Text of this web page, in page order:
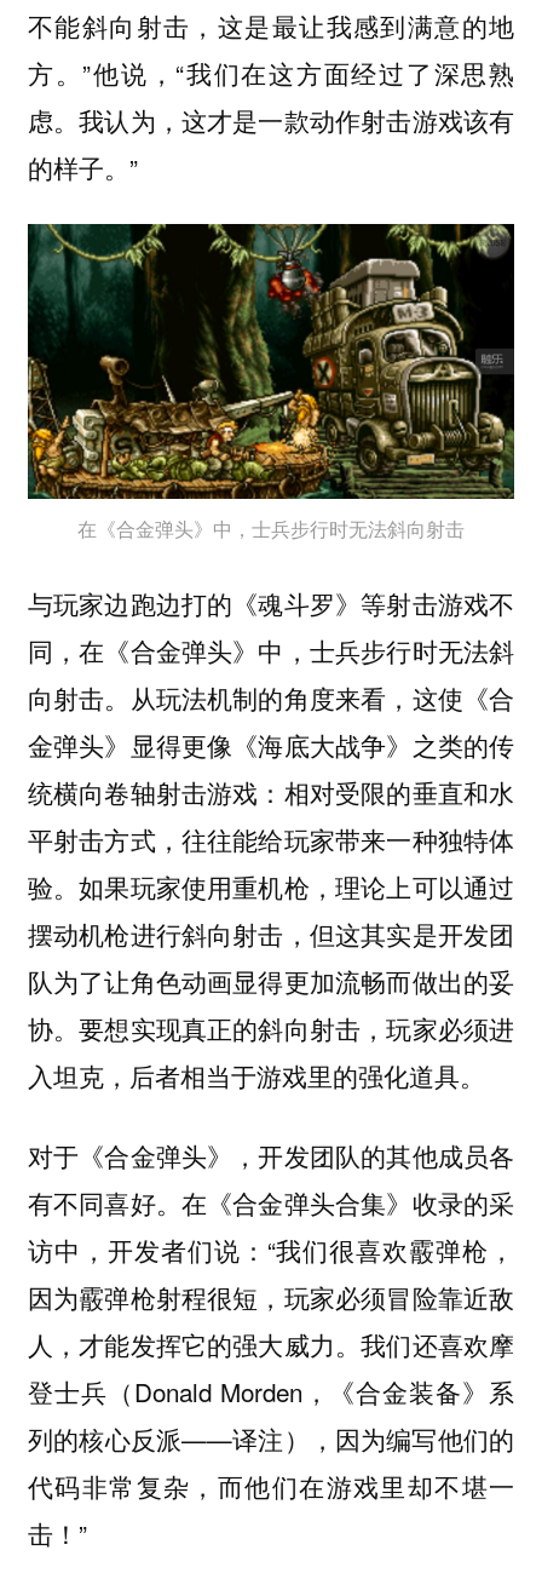
不能斜向射击，这是最让我感到满意的地
方。”他说，“我们在这方面经过了深思熟
虑。我认为，这才是一款动作射击游戏该有
的样子。”
在《合金弹头》中，士兵步行时无法斜向射击
与玩家边跑边打的《魂斗罗》等射击游戏不
同，在《合金弹头》中，士兵步行时无法斜
向射击。从玩法机制的角度来看，这使《合
金弹头》显得更像《海底大战争》之类的传
统横向卷轴射击游戏：相对受限的垂直和水
平射击方式，往往能给玩家带来一种独特体
验。如果玩家使用重机枪，理论上可以通过
摆动机枪进行斜向射击，但这其实是开发团
队为了让角色动画显得更加流畅而做出的妥
协。要想实现真正的斜向射击，玩家必须进
入坦克，后者相当于游戏里的强化道具。
对于《合金弹头》，开发团队的其他成员各
有不同喜好。在《合金弹头合集》收录的采
访中，开发者们说：“我们很喜欢霰弹枪，
因为霰弹枪射程很短，玩家必须冒险靠近敌
人，才能发挥它的强大威力。我们还喜欢摩
登士兵（Donald Morden，《合金装备》系
列的核心反派——译注），因为编写他们的
代码非常复杂，而他们在游戏里却不堪一
击！”